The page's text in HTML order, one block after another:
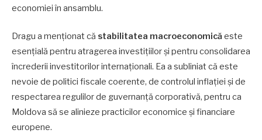
economiei în ansamblu.
Dragu a menționat că stabilitatea macroeconomicăeste
esențială pentru atragerea investițiilor și pentru consolidarea
încrederii investitorilor internaționali. Ea a subliniat că este
nevoie de politici fiscale coerente, de controlul inflației și de
respectarea regulilor de guvernanță corporativă, pentru ca
Moldova să se alinieze practicilor economice și financiare
europene.